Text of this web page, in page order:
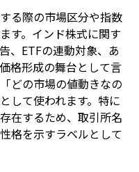
る際の市場区分や指数
す。インド株式に関す
、ETFの連動対象、あ
格形成の舞台として言
どの市場の値動きなの
して使われます。特に
在するため、取引所名
格を示すラベルとして